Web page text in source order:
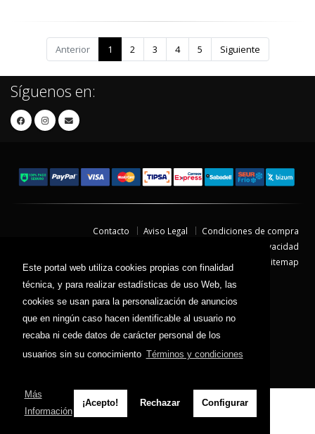
Este portal web utiliza cookies propias con finalidad
técnica, y para realizar estadísticas de uso Web, las
cookies se usan para la personalización de anuncios
que en ningún caso hacen identificable al usuario no
recaba ni cede datos de carácter personal de los
usuarios sin su conocimiento Términos y condiciones
Más
Información
¡Acepto! Rechazar Configurar
Anterior 1 2 3 4 5 Siguiente
Síguenos en:
Contacto Aviso Legal
Condiciones de compra
Política de Privacidad
Política de Cookies
Sitemap
© 2026 - Todos los derechos reservados.